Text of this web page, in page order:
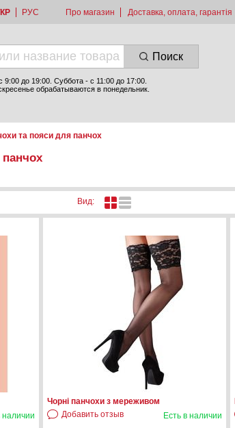
РУС Про магазин Доставка, оплата, гарантія
Поиск
до 19:00. Суббота - с 11:00 до 17:00.
обрабатываются в понедельник.
та пояси для панчох
Вид:
наличии
Чорні панчохи з мереживом
Добавить отзыв
Есть в наличии